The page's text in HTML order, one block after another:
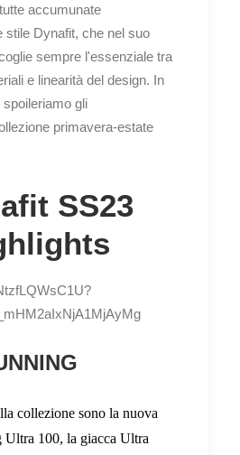
accumunate
stile Dynafit, che nel suo
sempre l'essenziale tra
e linearità del design. In
gli
primavera-estate
SS23
collezione sono la nuova
Ultra 100, la giacca Ultra